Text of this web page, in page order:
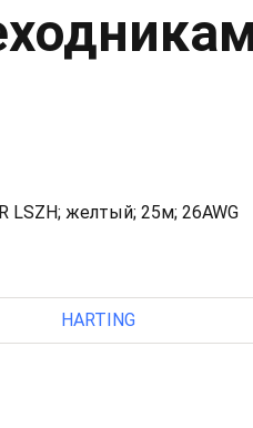
LSZH; желтый; 25м; 26AWG
HARTING